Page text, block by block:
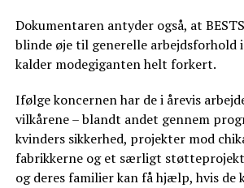
Dokumentaren antyder også, at
blinde øje til generelle arbejdsforhold i
kalder modegiganten helt forkert.
Ifølge koncernen har de i årevis
vilkårene – blandt andet gennem
kvinders sikkerhed, projekter mod
fabrikkerne og et særligt
og deres familier kan få hjælp, hvis de